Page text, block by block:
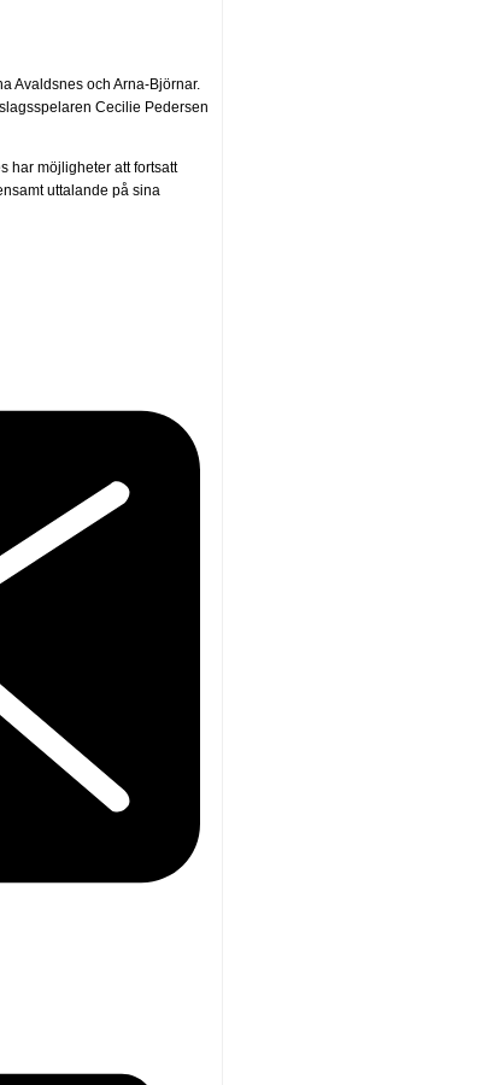
Avaldsnes och Arna-Björnar.
Cecilie Pedersen
har möjligheter att fortsatt
uttalande på sina